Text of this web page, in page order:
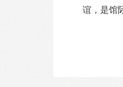
谊，是馆